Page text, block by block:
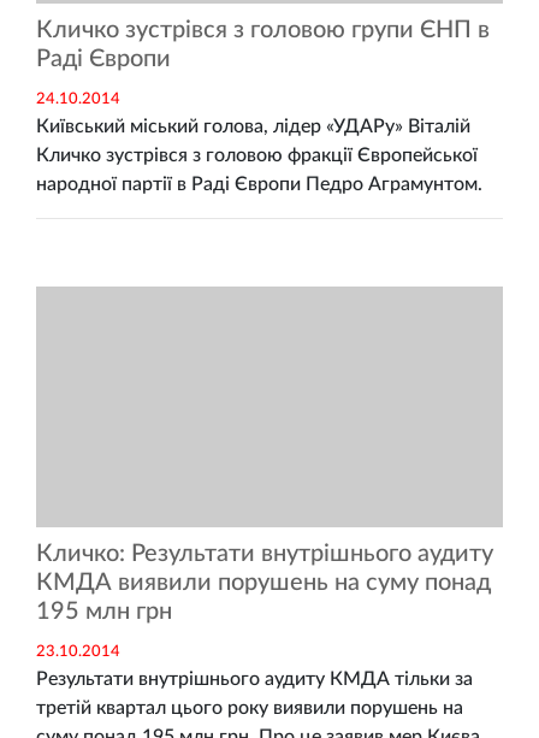
Кличко зустрівся з головою групи ЄНП в
Раді Європи
24.10.2014
Київський міський голова, лідер «УДАРу» Віталій
Кличко зустрівся з головою фракції Європейської
народної партії в Раді Європи Педро Аграмунтом.
Кличко: Результати внутрішнього аудиту
КМДА виявили порушень на суму понад
195 млн грн
23.10.2014
Результати внутрішнього аудиту КМДА тільки за
третій квартал цього року виявили порушень на